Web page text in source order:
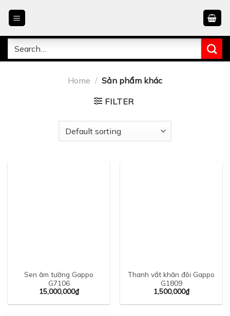
for:
Home / Sản phẩm khác
FILTER
Sen âm tường Gappo
G7106
15,000,000₫
Thanh vắt khăn đôi Gappo
G1809
1,500,000₫